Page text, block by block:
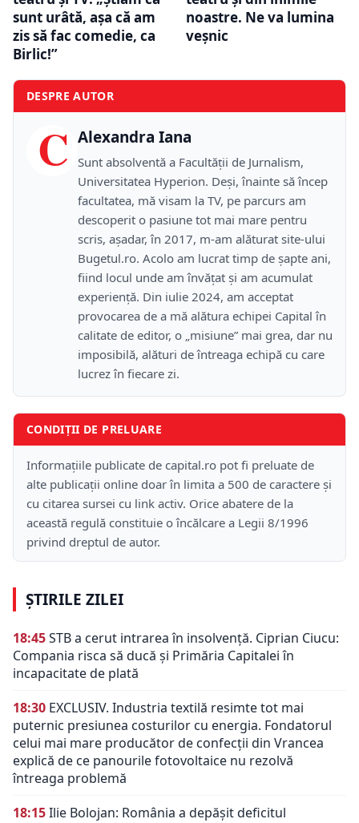
sunt urâtă, așa că am
zis să fac comedie, ca
Birlic!”
noastre. Ne va lumina
veșnic
DESPRE AUTOR
C Alexandra Iana
Sunt absolventă a Facultății de Jurnalism,
Universitatea Hyperion. Deși, înainte să încep
facultatea, mă visam la TV, pe parcurs am
descoperit o pasiune tot mai mare pentru
scris, așadar, în 2017, m-am alăturat site-ului
Bugetul.ro. Acolo am lucrat timp de șapte ani,
fiind locul unde am învățat și am acumulat
experiență. Din iulie 2024, am acceptat
provocarea de a mă alătura echipei Capital în
calitate de editor, o „misiune” mai grea, dar nu
imposibilă, alături de întreaga echipă cu care
lucrez în fiecare zi.
CONDIȚII DE PRELUARE
Informațiile publicate de capital.ro pot fi preluate de
alte publicații online doar în limita a 500 de caractere și
cu citarea sursei cu link activ. Orice abatere de la
această regulă constituie o încălcare a Legii 8/1996
privind dreptul de autor.
ȘTIRILE ZILEI
18:45STB a cerut intrarea în insolvență. Ciprian Ciucu:
Compania risca să ducă și Primăria Capitalei în
incapacitate de plată
18:30 EXCLUSIV. Industria textilă resimte tot mai
puternic presiunea costurilor cu energia. Fondatorul
celui mai mare producător de confecții din Vrancea
explică de ce panourile fotovoltaice nu rezolvă
întreaga problemă
18:15Ilie Bolojan: România a depășit deficitul